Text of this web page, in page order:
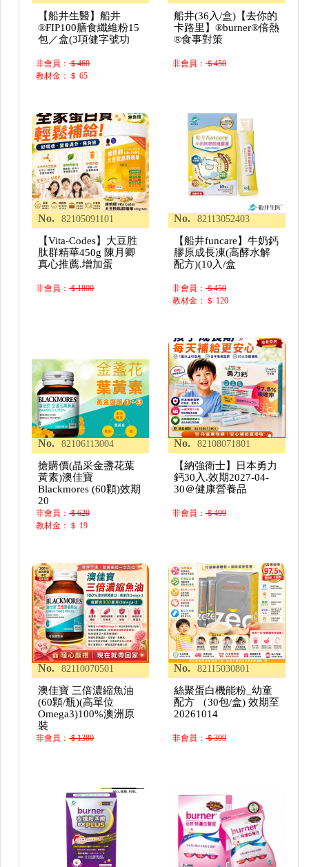
【船井生醫】船井
®FIP100膳食纖維粉15
包／盒(3項健字號功
非會員：＄460
教材金：＄ 65
船井(36入/盒)【去你的
卡路里】®burner®倍熱
®食事對策
非會員：＄450
No. 82105091101
【Vita-Codes】大豆胜
肽群精華450g 陳月卿
真心推薦.增加蛋
非會員：＄1800
No. 82113052403
【船井funcare】牛奶鈣
膠原成長凍(高酵水解
配方)(10入/盒
非會員：＄450
教材金：＄ 120
No. 82106113004
搶購價(晶采金盞花葉
黃素)澳佳寶
Blackmores (60顆)效期
20
非會員：＄620
教材金：＄ 19
No. 82108071801
【納強衛士】日本勇力
鈣30入.效期2027-04-
30＠健康營養品
非會員：＄499
No. 82110070501
澳佳寶 三倍濃縮魚油
(60顆/瓶)(高單位
Omega3)100%澳洲原
裝
非會員：＄1380
No. 82115030801
絲聚蛋白機能粉_幼童
配方 （30包/盒) 效期至
20261014
非會員：＄399